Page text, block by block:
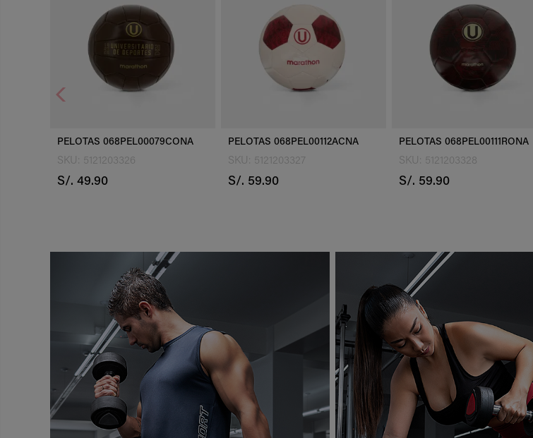
PELOTAS 068PEL00112ACNA
SKU: 5121203327
S/. 59.90
PELOTAS 068PEL00111RONA
SKU: 5121203328
S/. 59.90
PELOTAS 068PEL00111ACNA
SKU: 5121203329
S/. 59.90